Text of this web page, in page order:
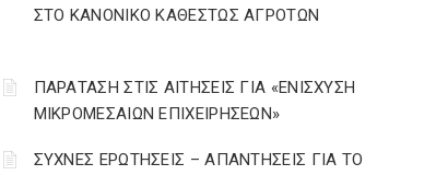
ΣΤΟ ΚΑΝΟΝΙΚΟ ΚΑΘΕΣΤΩΣ ΑΓΡΟΤΩΝ
ΠΑΡΑΤΑΣΗ ΣΤΙΣ ΑΙΤΗΣΕΙΣ ΓΙΑ «ΕΝΙΣΧΥΣΗ
ΜΙΚΡΟΜΕΣΑΙΩΝ ΕΠΙΧΕΙΡΗΣΕΩΝ»
ΣΥΧΝΕΣ ΕΡΩΤΗΣΕΙΣ – ΑΠΑΝΤΗΣΕΙΣ ΓΙΑ ΤΟ